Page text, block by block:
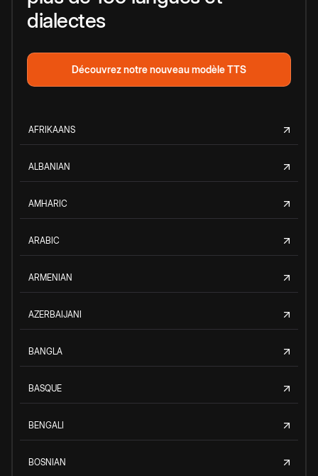
dialectes
Découvrez notre nouveau modèle TTS
AFRIKAANS
ALBANIAN
AMHARIC
ARABIC
ARMENIAN
AZERBAIJANI
BANGLA
BASQUE
BENGALI
BOSNIAN